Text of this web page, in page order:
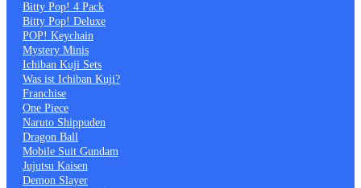
Bitty Pop! 4 Pack
Bitty Pop! Deluxe
POP! Keychain
Mystery Minis
Ichiban Kuji Sets
Was ist Ichiban Kuji?
Franchise
One Piece
Naruto Shippuden
Dragon Ball
Mobile Suit Gundam
Jujutsu Kaisen
Demon Slayer